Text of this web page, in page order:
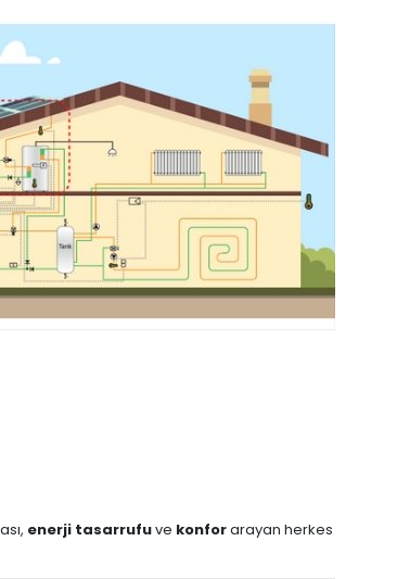
enerji tasarrufuve konforarayan herkes